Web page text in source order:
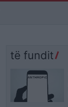
të fundit